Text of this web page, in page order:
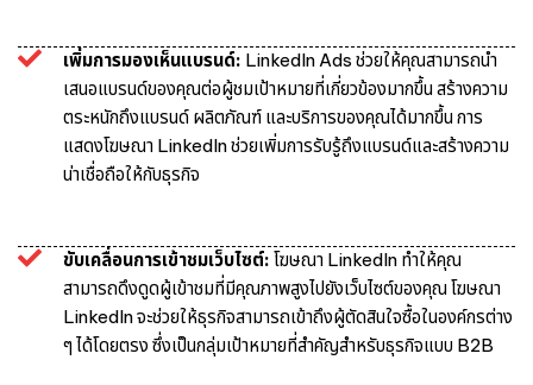
เพิ่มการมองเห็นแบรนด์: LinkedIn Ads ช่วยให้คุณสามารถนำ
เสนอแบรนด์ของคุณต่อผู้ชมเป้าหมายที่เกี่ยวข้องมากขึ้น สร้างความ
ตระหนักถึงแบรนด์ ผลิตภัณฑ์ และบริการของคุณได้มากขึ้น การ
แสดงโฆษณา LinkedIn ช่วยเพิ่มการรับรู้ถึงแบรนด์และสร้างความ
น่าเชื่อถือให้กับธุรกิจ
ขับเคลื่อนการเข้าชมเว็บไซต์: โฆษณา LinkedIn ทำให้คุณ
สามารถดึงดูดผู้เข้าชมที่มีคุณภาพสูงไปยังเว็บไซต์ของคุณ โฆษณา
LinkedIn จะช่วยให้ธุรกิจสามารถเข้าถึงผู้ตัดสินใจซื้อในองค์กรต่าง
ๆ ได้โดยตรง ซึ่งเป็นกลุ่มเป้าหมายที่สำคัญสำหรับธุรกิจแบบ B2B